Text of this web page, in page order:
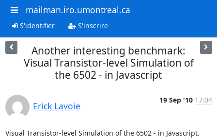
mailman.iro.umontreal.ca
S'identifier S'inscrire
Another interesting benchmark:
Visual Transistor-level Simulation of
the 6502 - in Javascript
Erick Lavoie
19 Sep '10 17:04
Visual Transistor-level Simulation of the 6502 - in Javascript.